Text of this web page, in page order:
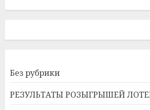
Без рубрики
РЕЗУЛЬТАТЫ РОЗЫГРЫШЕЙ